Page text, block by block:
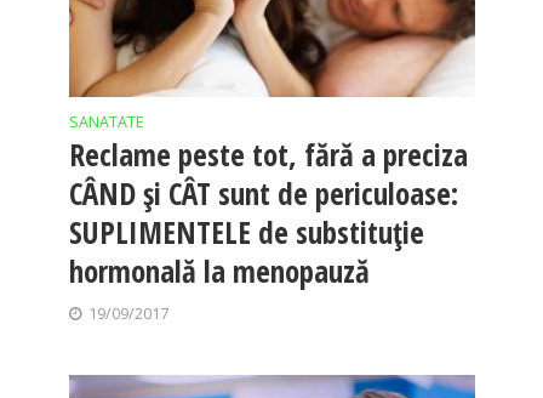
SANATATE
Reclame peste tot, fără a preciza
CÂND și CÂT sunt de periculoase:
SUPLIMENTELE de substituție
hormonală la menopauză
19/09/2017